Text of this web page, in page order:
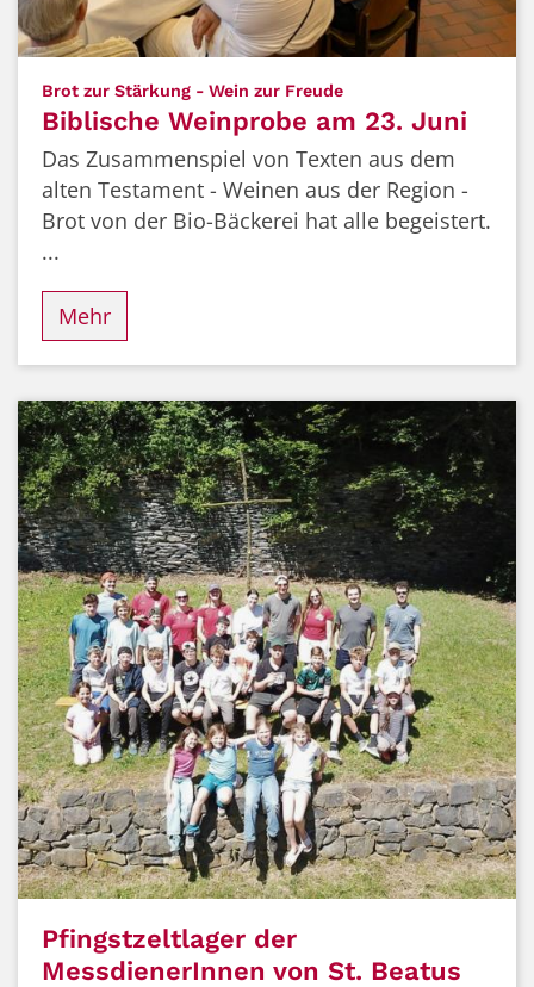
Brot zur Stärkung - Wein zur Freude:
Biblische Weinprobe am 23. Juni
Das Zusammenspiel von Texten aus dem
alten Testament - Weinen aus der Region -
Brot von der Bio-Bäckerei hat alle begeistert.
...
Mehr
Pfingstzeltlager der
MessdienerInnen von St. Beatus